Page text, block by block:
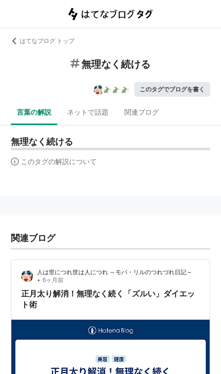
はてなブログ トップ
無理なく続ける
このタグでブログを書く
言葉の解説 ネットで話題 関連ブログ
無理なく続ける
このタグの解説について
関連ブログ
人は世につれ世は人につれ ～モバ・リルのつれづれ日記～
• 6ヶ月前
正月太り解消！無理なく続く「ズルい」ダイエッ
ト術